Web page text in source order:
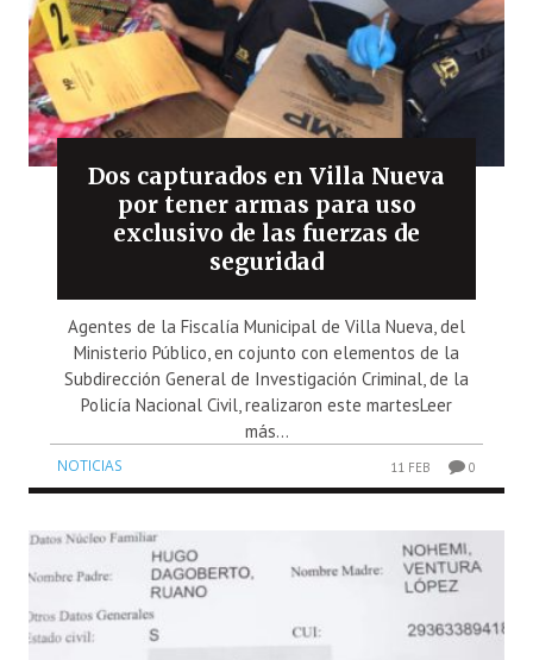
Dos capturados en Villa Nueva
por tener armas para uso
exclusivo de las fuerzas de
seguridad
Agentes de la Fiscalía Municipal de Villa Nueva, del
Ministerio Público, en cojunto con elementos de la
Subdirección General de Investigación Criminal, de la
Policía Nacional Civil, realizaron este martesLeer
más...
NOTICIAS 11 FEB 0